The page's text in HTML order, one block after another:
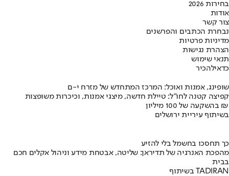
בחירות 2026
אודות
צור קשר
נבחרת הכתבים והפרשנים
מדיניות פרטיות
הצהרת נגישות
תנאי שימוש
כדאילהכיר
שופינג, אמנות ואוכל: המרכז המתחדש של מזרח י-ם
קפיצה קטנה לחו"ל: טיילת חדשה, מיצגי אמנות, וכיכרות משופצות
בהשקעה של 100 מיליון ₪
בשיתוף עיריית ירושלים
כך תחסכו בחשמל בלי להזיע
מהפכת האנרגיה של תדיראן: שליטה, אבטחת מידע וניהול אקלים חכם
בבית
בשיתוף TADIRAN